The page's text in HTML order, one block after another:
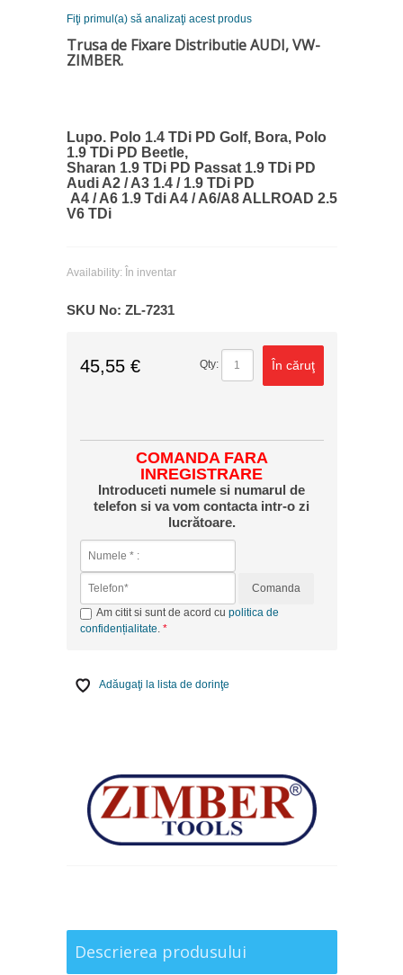
Fiţi primul(a) să analizaţi acest produs
Trusa de Fixare Distributie AUDI, VW-
ZIMBER.
Lupo. Polo 1.4 TDi PD Golf, Bora, Polo
1.9 TDi PD Beetle,
Sharan 1.9 TDi PD Passat 1.9 TDi PD
Audi A2 / A3 1.4 / 1.9 TDi PD
A4 / A6 1.9 Tdi A4 / A6/A8 ALLROAD 2.5
V6 TDi
Availability: În inventar
SKU No: ZL-7231
45,55 € Qty: În căruţ
COMANDA FARA
INREGISTRARE
Introduceti numele si numarul de
telefon si va vom contacta intr-o zi
lucrătoare.
Comanda
Am citit si sunt de acord cu politica de
confidențialitate.
Adăugaţi la lista de dorinţe
Descrierea produsului